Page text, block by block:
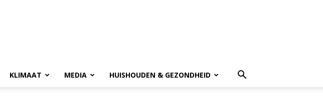
KLIMAAT MEDIA HUISHOUDEN & GEZONDHEID